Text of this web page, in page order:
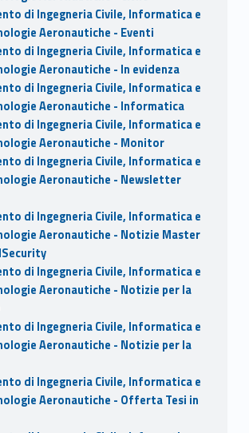
di Ingegneria Civile, Informatica e
Aeronautiche - Eventi
di Ingegneria Civile, Informatica e
Aeronautiche - In evidenza
di Ingegneria Civile, Informatica e
Aeronautiche - Informatica
di Ingegneria Civile, Informatica e
Aeronautiche - Monitor
di Ingegneria Civile, Informatica e
Aeronautiche - Newsletter
di Ingegneria Civile, Informatica e
Aeronautiche - Notizie Master
di Ingegneria Civile, Informatica e
Aeronautiche - Notizie per la
di Ingegneria Civile, Informatica e
Aeronautiche - Notizie per la
di Ingegneria Civile, Informatica e
Aeronautiche - Offerta Tesi in